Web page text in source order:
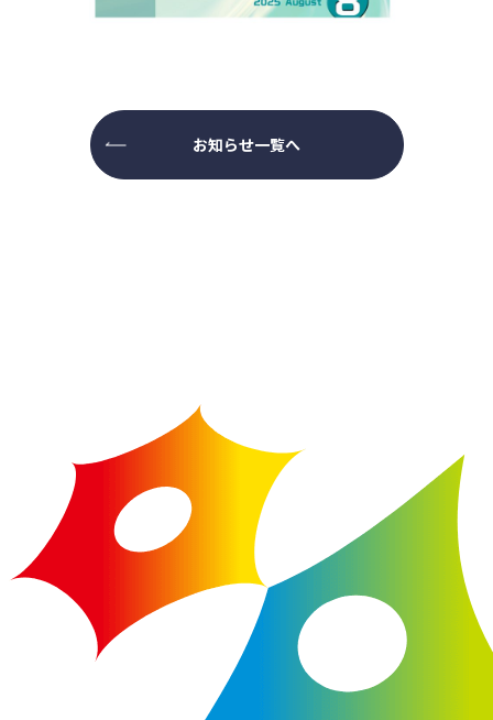
お知らせ一覧へ